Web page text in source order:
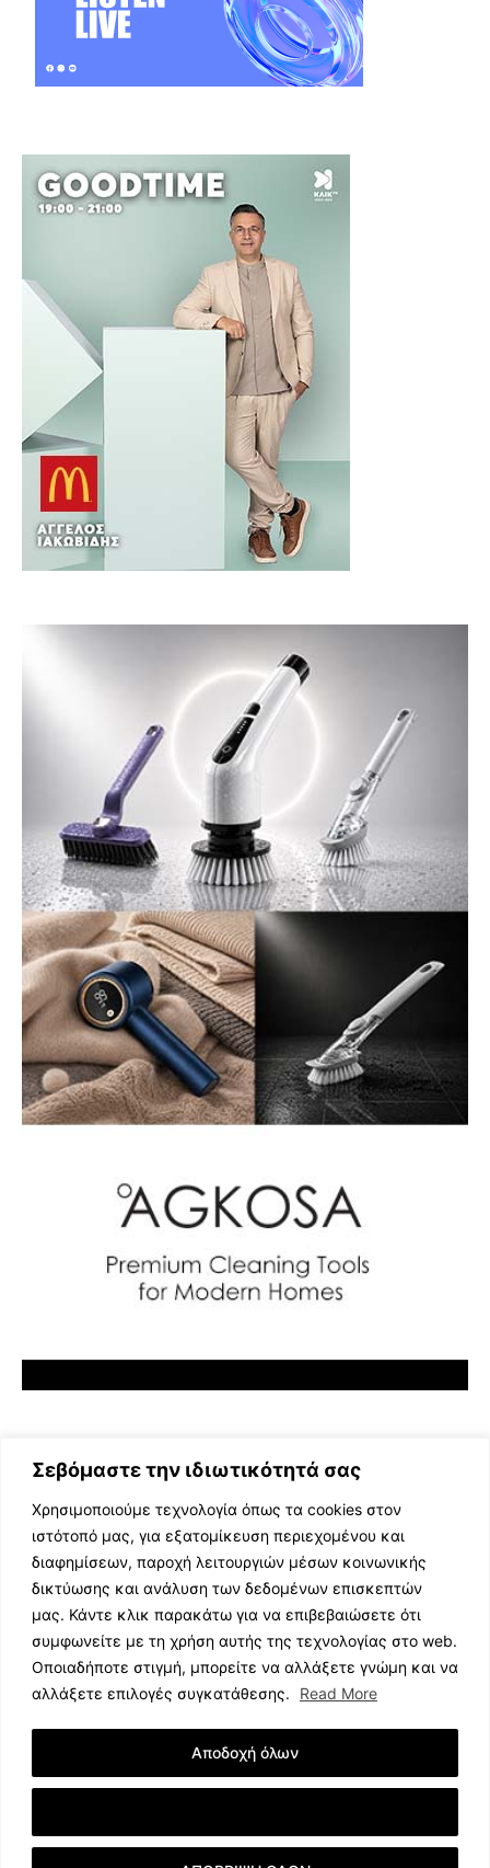
Σεβόμαστε την ιδιωτικότητά σας
Χρησιμοποιούμε τεχνολογία όπως τα cookies στον
ιστότοπό μας, για εξατομίκευση περιεχομένου και
διαφημίσεων, παροχή λειτουργιών μέσων κοινωνικής
δικτύωσης και ανάλυση των δεδομένων επισκεπτών
μας. Κάντε κλικ παρακάτω για να επιβεβαιώσετε ότι
συμφωνείτε με τη χρήση αυτής της τεχνολογίας στο web.
Οποιαδήποτε στιγμή, μπορείτε να αλλάξετε γνώμη και να
αλλάξετε επιλογές συγκατάθεσης.
Read More
Αποδοχή όλων
ΕΛΛΗΝΙΚΗ ΜΟΥΣΙΚΗ
TV SHOWS
EVENTS
ΘΕΑΤΡΟ
ΔΙΑΓΩΝΙΣΜΟΙ
STOA CULTURA
ΣΥΝΕΝΤΕΥΞΕΙΣ